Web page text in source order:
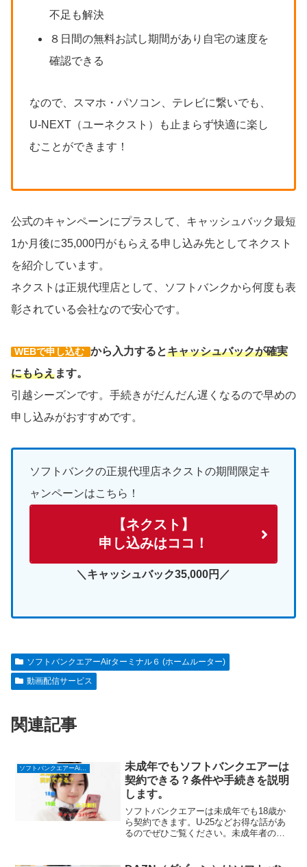
不足も解決
８日間の無料お試し期間があり自宅の速度を
確認できる
なので、スマホ・パソコン、テレビに繋いでも、
U-NEXT（ユーネクスト）も止まらず快適に楽し
むことができます！
公式のキャンペーンにプラスして、キャッシュバック最短
1か月後に35,000円がもらえる申し込み先としてネクスト
を紹介しています。
ネクストは正規代理店として、ソフトバンクから何度も表
彰されている会社なので安心です。
WEBで申し込む から入力するとキャッシュバックが確実
にもらえます。
引越シーズンです。手続きがだんだん遅くなるので早めの
申し込みがおすすめです。
ソフトバンクの正規代理店ネクストの期間限定キ
ャンペーンはこちら！
【ネクスト】
申し込みはココ！
＼キャッシュバック35,000円／
ソフトバンクエアーAirターミナル６ (ホームルーター)
動画配信サービス
関連記事
ソフトバンクエアーAirターミナル６ (ホームルーター)
未成年でもソフトバンクエアーは
契約できる？条件や手続きを説明
します。
ソフトバンクエアーは未成年でも18歳か
ら契約できます。U-25などお得な話があ
るのでぜひご覧ください。未成年者の場